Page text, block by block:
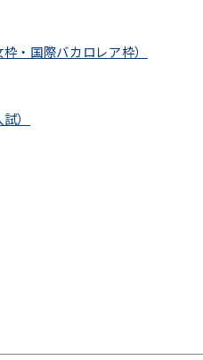
・国際バカロレア枠）
）